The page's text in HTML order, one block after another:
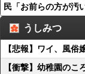
民「お前らの方が汚
うしみつ
【悲報】ワイ、風
【衝撃】幼稚園のこ